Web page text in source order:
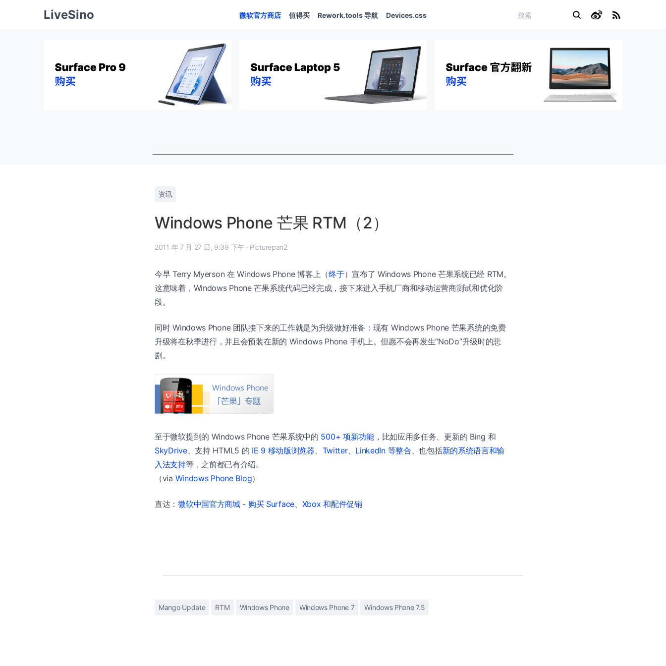
LiveSino 微软官方商店 值得买 Rework.tools 导航 Devices.css
资讯
Windows Phone 芒果 RTM（2）
2011 年 7 月 27 日, 9:39 下午 · Picturepan2
今早 Terry Myerson 在 Windows Phone 博客上（终于）宣布了 Windows Phone 芒果系统已经 RTM。
这意味着，Windows Phone 芒果系统代码已经完成，接下来进入手机厂商和移动运营商测试和优化阶
段。
同时 Windows Phone 团队接下来的工作就是为升级做好准备：现有 Windows Phone 芒果系统的免费
升级将在秋季进行，并且会预装在新的 Windows Phone 手机上。但愿不会再发生“NoDo”升级时的悲
剧。
至于微软提到的 Windows Phone 芒果系统中的 500+ 项新功能，比如应用多任务、更新的 Bing 和
SkyDrive、支持 HTML5 的 IE 9 移动版浏览器 Twitter、LinkedIn 等整合 、也包括新的系统语言和输
入法支持等，之前都已有介绍。
（via Windows Phone Blog）
直达：微软中国官方商城 - 购买 Surface、Xbox 和配件促销
Mango Update RTM Windows Phone Windows Phone 7 Windows Phone 7.5